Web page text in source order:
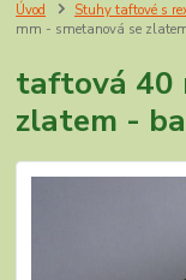
Úvod Stuhy taftové s
mm - smetanová se
taftová 40
zlatem -